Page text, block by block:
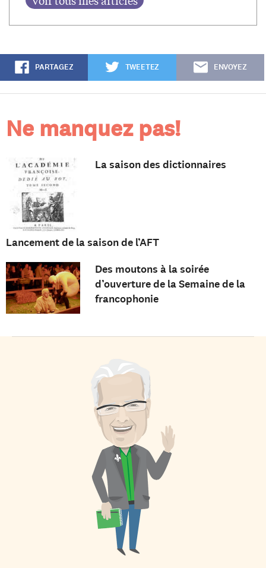
PARTAGEZ TWEETEZ ENVOYEZ
Ne manquez pas!
La saison des dictionnaires
Lancement de la saison de l’AFT
Des moutons à la soirée
d’ouverture de la Semaine de la
francophonie